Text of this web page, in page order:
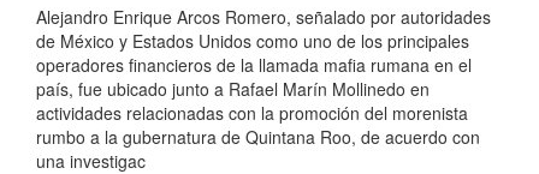
Alejandro Enrique Arcos Romero, señalado por autoridades
de México y Estados Unidos como uno de los principales
operadores financieros de la llamada mafia rumana en el
país, fue ubicado junto a Rafael Marín Mollinedo en
actividades relacionadas con la promoción del morenista
rumbo a la gubernatura de Quintana Roo, de acuerdo con
una investigac